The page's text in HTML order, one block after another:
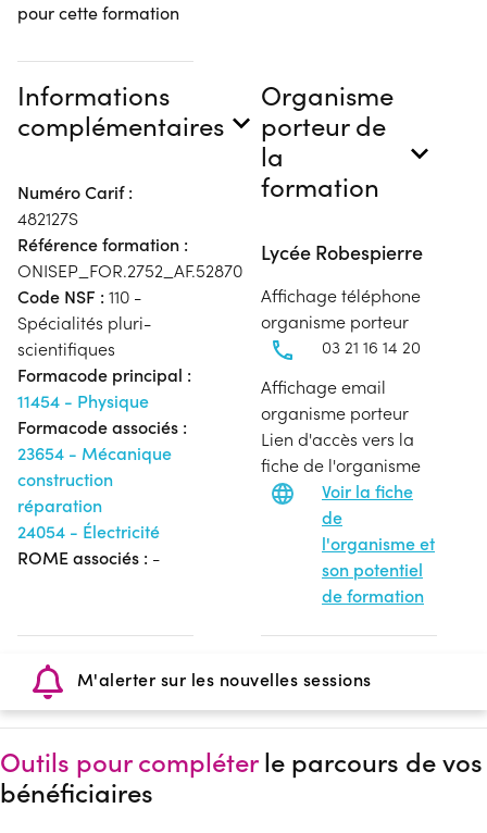
pour cette formation
Informations
complémentaires
Numéro Carif :
482127S
Référence formation :
ONISEP_FOR.2752_AF.52870
Code NSF : 110 -
Spécialités pluri-
scientifiques
Formacode principal :
11454 - Physique
Formacode associés :
23654 - Mécanique
construction
réparation
24054 - Électricité
ROME associés : -
Organisme
porteur de
la
formation
Lycée Robespierre
Affichage téléphone
organisme porteur
03 21 16 14 20
Affichage email
organisme porteur
Lien d'accès vers la
fiche de l'organisme
Voir la fiche
de
l'organisme et
son potentiel
de formation
M'alerter sur les nouvelles sessions
Outils pour compléterle parcours de vos
bénéficiaires